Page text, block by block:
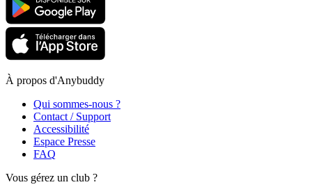
À propos d'Anybuddy
Qui sommes-nous ?
Contact / Support
Accessibilité
Espace Presse
FAQ
Vous gérez un club ?